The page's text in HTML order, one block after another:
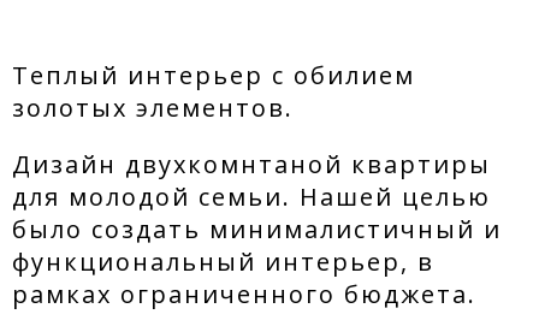
Теплый интерьер с обилием
золотых элементов.
Дизайн двухкомнтаной квартиры
для молодой семьи. Нашей целью
было создать минималистичный и
функциональный интерьер, в
рамках ограниченного бюджета.